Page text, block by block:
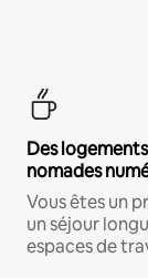
Des
nomades
Vous êtes un
un séjour
espaces de